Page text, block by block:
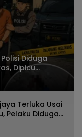
Polisi Diduga
Dipicu
Tangga
Terluka Usai
Pelaku Diduga
Poros Timika